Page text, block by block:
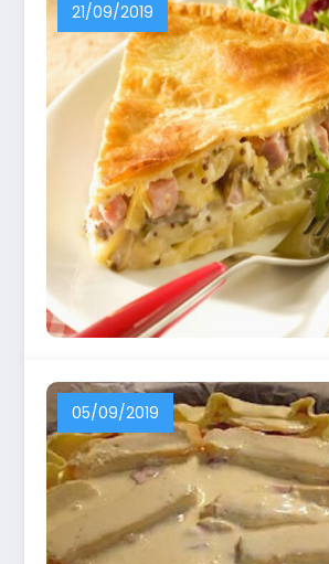
21/09/2019
05/09/2019